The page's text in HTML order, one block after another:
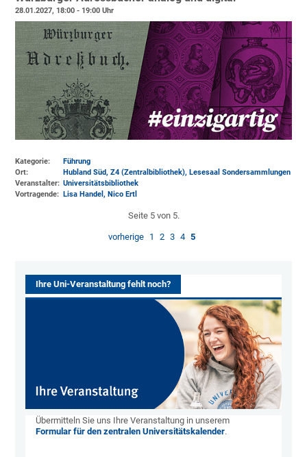
28.01.2027, 18:00 - 19:00 Uhr
Kategorie:
Führung
Ort:
Hubland Süd, Z4 (Zentralbibliothek), Lesesaal Sondersammlungen
Veranstalter: Universitätsbibliothek
Vortragende: Lisa Handel, Nico Ertl
Seite 5 von 5.
vorherige 1 2 3 4 5
Ihre Uni-Veranstaltung fehlt noch?
Übermitteln Sie uns Ihre Veranstaltung in unserem
Formular für den zentralen Universitätskalender.